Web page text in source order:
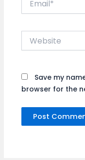
Website
Save my
browser for the